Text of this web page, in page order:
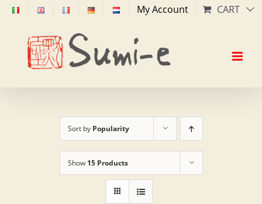
Skip
content
My Account CART
Sort by Popularity
Show 15 Products